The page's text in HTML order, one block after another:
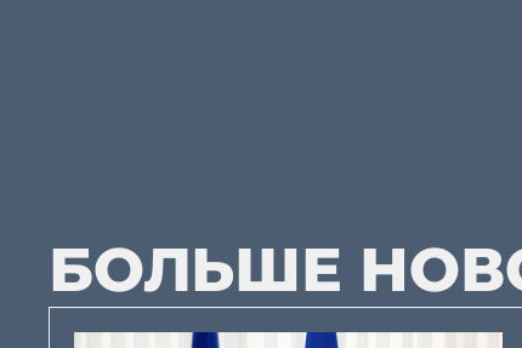
БОЛЬШЕ